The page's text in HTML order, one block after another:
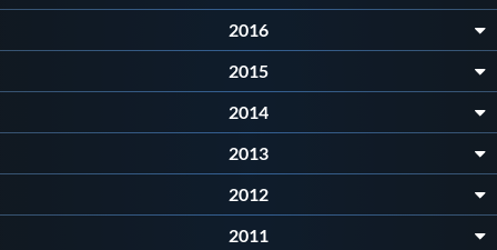
Centri Federali
2016
2015
2014
2013
2012
2011